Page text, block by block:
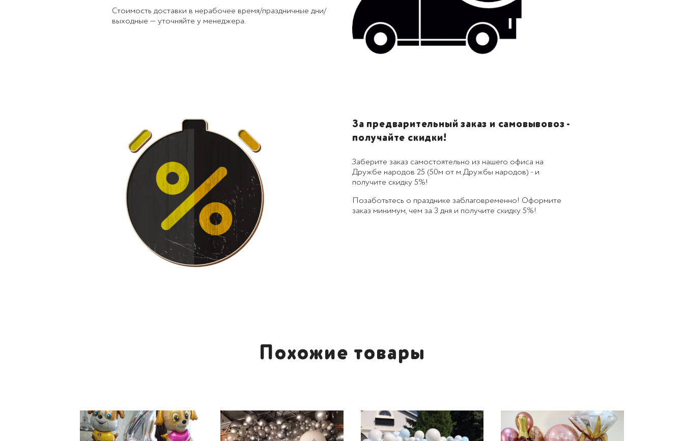
Стоимость доставки в нерабочее время/праздничные дни/
выходные — уточняйте у менеджера.
За предварительный заказ и самовывовоз -
получайте скидки!
Заберите заказ самостоятельно из нашего офиса на
Дружбе народов 25 (50м от м.Дружбы народов) - и
получите скидку 5%!
Позаботьтесь о празднике заблаговременно! Оформите
заказ минимум, чем за 3 дня и получите скидку 5%!
Похожие товары